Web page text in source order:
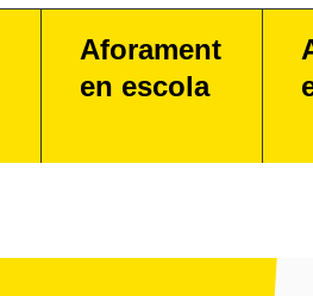
Aforament
en escola